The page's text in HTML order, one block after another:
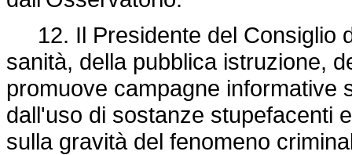
12. Il Presidente del Consiglio
sanità, della pubblica istruzione,
promuove campagne informative
dall'uso di sostanze stupefacenti
sulla gravità del fenomeno